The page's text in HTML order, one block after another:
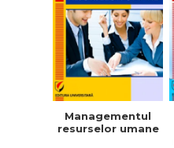
Managementul
resurselor umane